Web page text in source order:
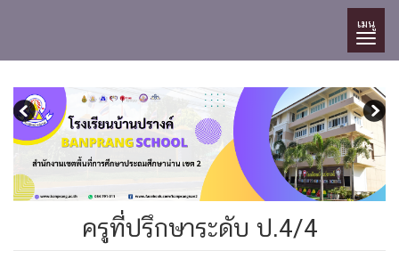
เมนู
ครูที่ปรึกษาระดับ ป.4/4